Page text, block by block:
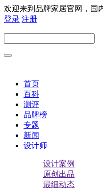
欢迎来到品牌家居官网，国
登录 注册
首页
百科
测评
品牌榜
专题
新闻
设计师
设计案例
原创出品
最细动态